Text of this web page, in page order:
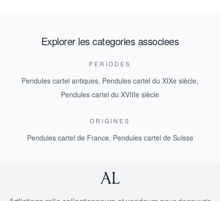
Explorer les categories associees
PERIODES
Pendules cartel antiques, Pendules cartel du XIXe siècle,
Pendules cartel du XVIIIe siècle
ORIGINES
Pendules cartel de France, Pendules cartel de Suisse